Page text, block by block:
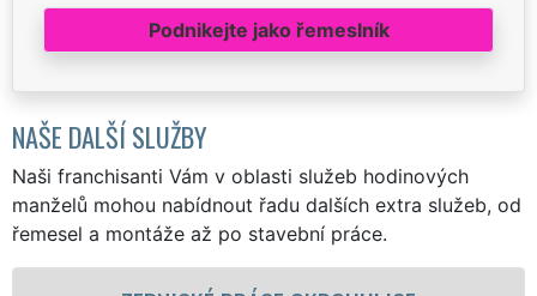
Podnikejte jako řemeslník
NAŠE DALŠÍ SLUŽBY
Naši franchisanti Vám v oblasti služeb hodinových
manželů mohou nabídnout řadu dalších extra služeb, od
řemesel a montáže až po stavební práce.